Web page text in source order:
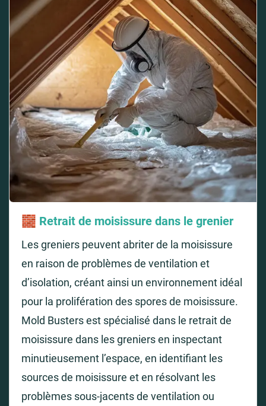
🧱 Retrait de moisissure dans le grenier
Les greniers peuvent abriter de la moisissure
en raison de problèmes de ventilation et
d’isolation, créant ainsi un environnement idéal
pour la prolifération des spores de moisissure.
Mold Busters est spécialisé dans le retrait de
moisissure dans les greniers en inspectant
minutieusement l’espace, en identifiant les
sources de moisissure et en résolvant les
problèmes sous-jacents de ventilation ou